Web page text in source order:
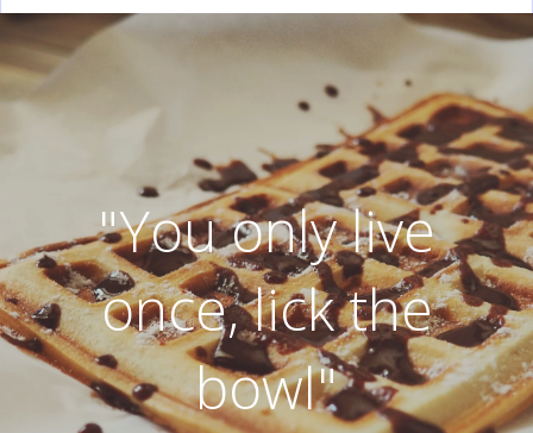
"You only live
once, lick the
bowl"